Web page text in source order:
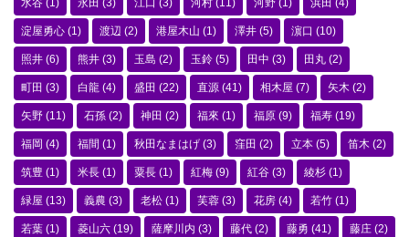
水谷 (1) 永田 (3) 江口 (3) 河村 (11) 河野 (1) 浜田 (4)
淀屋勇心 (1) 渡辺 (2) 港屋木山 (1) 澤井 (5) 濵口 (10)
照井 (6) 熊井 (3) 玉島 (2) 玉鈴 (5) 田中 (3) 田丸 (2)
町田 (3) 白龍 (4) 盛田 (22) 直源 (41) 相木屋 (7) 矢木 (2)
矢野 (11) 石孫 (2) 神田 (2) 福來 (1) 福原 (9) 福寿 (19)
福岡 (4) 福間 (1) 秋田なまはげ (3) 窪田 (2) 立本 (5) 笛木 (2)
筑豊 (1) 米長 (1) 粟長 (1) 紅梅 (9) 紅谷 (3) 綾杉 (1)
緑屋 (13) 義農 (3) 老松 (1) 芙蓉 (3) 花房 (4) 若竹 (1)
若葉 (1) 菱山六 (19) 薩摩川内 (3) 藤代 (2) 藤勇 (41) 藤庄 (2)